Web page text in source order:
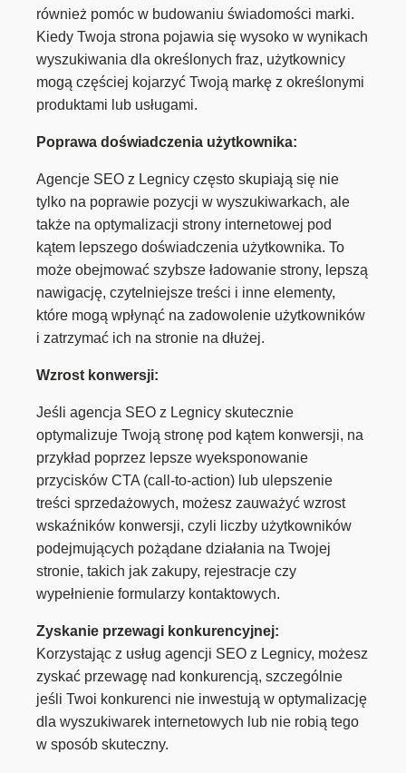
również pomóc w budowaniu świadomości marki.
Kiedy Twoja strona pojawia się wysoko w wynikach
wyszukiwania dla określonych fraz, użytkownicy
mogą częściej kojarzyć Twoją markę z określonymi
produktami lub usługami.
Poprawa doświadczenia użytkownika:
Agencje SEO z Legnicy często skupiają się nie
tylko na poprawie pozycji w wyszukiwarkach, ale
także na optymalizacji strony internetowej pod
kątem lepszego doświadczenia użytkownika. To
może obejmować szybsze ładowanie strony, lepszą
nawigację, czytelniejsze treści i inne elementy,
które mogą wpłynąć na zadowolenie użytkowników
i zatrzymać ich na stronie na dłużej.
Wzrost konwersji:
Jeśli agencja SEO z Legnicy skutecznie
optymalizuje Twoją stronę pod kątem konwersji, na
przykład poprzez lepsze wyeksponowanie
przycisków CTA (call-to-action) lub ulepszenie
treści sprzedażowych, możesz zauważyć wzrost
wskaźników konwersji, czyli liczby użytkowników
podejmujących pożądane działania na Twojej
stronie, takich jak zakupy, rejestracje czy
wypełnienie formularzy kontaktowych.
Zyskanie przewagi konkurencyjnej:
Korzystając z usług agencji SEO z Legnicy, możesz
zyskać przewagę nad konkurencją, szczególnie
jeśli Twoi konkurenci nie inwestują w optymalizację
dla wyszukiwarek internetowych lub nie robią tego
w sposób skuteczny.